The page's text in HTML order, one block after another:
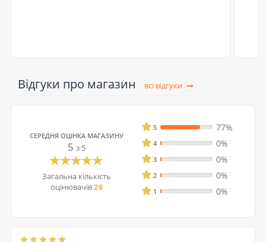
Відгуки про магазин всі відгуки
СЕРЕДНЯ ОЦІНКА МАГАЗИНУ
5 з 5
Загальна кількість
оцінювачів26
5 77%
4 0%
3 0%
2 0%
1 0%